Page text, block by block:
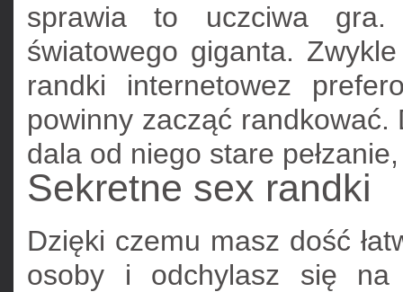
sprawia to uczciwa
światowego giganta.
randki internetowez
powinny zacząć
dala od niego stare
Sekretne sex randki
Dzięki czemu masz dość
osoby i odchylasz się